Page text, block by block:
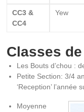
CC3 &
CC4
Yew
Classes
Les Bouts d’chou :
Petite Section: 3/4
‘Reception’ l’année
Moyenne